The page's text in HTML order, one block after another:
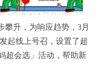
攀升，为响应趋势，3月
起线上号召，设置了超
超会选」活动，帮助新